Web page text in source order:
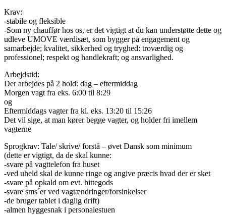
Krav:
-stabile og fleksible
-Som ny chauffør hos os, er det vigtigt at du kan understøtte dette og
udleve UMOVE værdisæt, som bygger på engagement og
samarbejde; kvalitet, sikkerhed og tryghed: troværdig og
professionel; respekt og handlekraft; og ansvarlighed.
Arbejdstid:
Der arbejdes på 2 hold: dag – eftermiddag
Morgen vagt fra eks. 6:00 til 8:29
og
Eftermiddags vagter fra kl. eks. 13:20 til 15:26
Det vil sige, at man kører begge vagter, og holder fri imellem
vagterne
Sprogkrav: Tale/ skrive/ forstå – øvet Dansk som minimum
(dette er vigtigt, da de skal kunne:
-svare på vagttelefon fra huset
-ved uheld skal de kunne ringe og angive præcis hvad der er sket
-svare på opkald om evt. hittegods
-svare sms´er ved vagtændringer/forsinkelser
-de bruger tablet i daglig drift)
-almen hyggesnak i personalestuen